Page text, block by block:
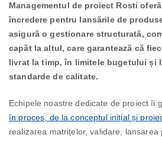
Managementul de proiect Rosti
încredere pentru lansările de
asigură o gestionare structurată,
capăt la altul, care garantează că
livrat la timp, în limitele bugetului și
standarde de calitate.
Echipele noastre dedicate de proiect îi
în proces, de la conceptul inițial și
realizarea matrițelor, validare, lansarea